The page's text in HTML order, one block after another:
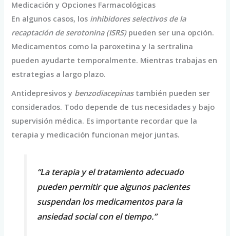
Medicación y Opciones Farmacológicas
En algunos casos, los inhibidores selectivos de la
recaptación de serotonina (ISRS)pueden ser una opción.
Medicamentos como la paroxetina y la sertralina
pueden ayudarte temporalmente. Mientras trabajas en
estrategias a largo plazo.
Antidepresivos y benzodiacepinastambién pueden ser
considerados. Todo depende de tus necesidades y bajo
supervisión médica. Es importante recordar que la
terapia y medicación funcionan mejor juntas.
“La terapia y el tratamiento adecuado
pueden permitir que algunos pacientes
suspendan los medicamentos para la
ansiedad social con el tiempo.”